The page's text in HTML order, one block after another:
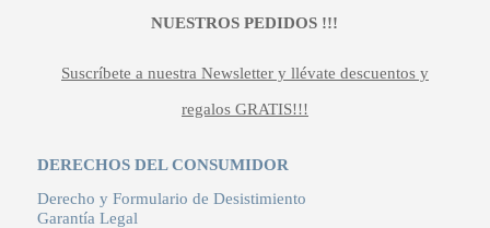
NUESTROS PEDIDOS !!!
Suscríbete a nuestra Newsletter y llévate descuentos y
regalos GRATIS!!!
DERECHOS DEL CONSUMIDOR
Derecho y Formulario de Desistimiento
Garantía Legal